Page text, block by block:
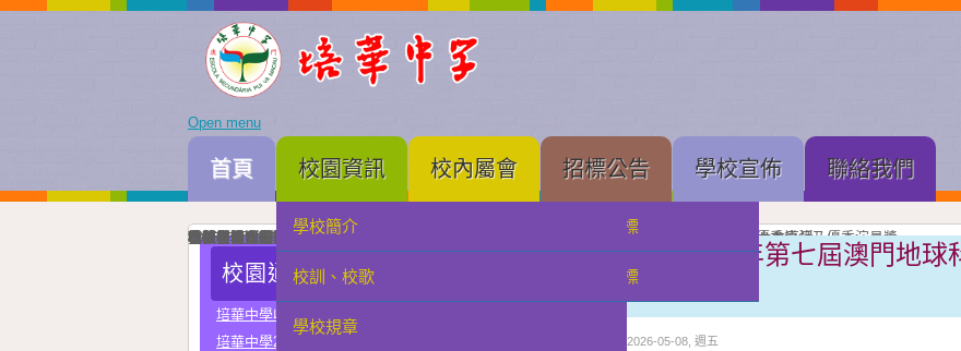
Open menu
首頁 校園資訊
學校簡介
校訓、校歌
學校規章
校內屬會 招標公告
中學部招標
小幼部招標
學校宣佈 聯絡我們
我校與河南省實驗中學正式締結姐妹校
培華中學建校三十周年暨智慧教學及科技教育成果展開幕
智慧教學及科技教育成果展一眾主禮嘉賓為成果展進行隆重剪綵
中國優秀運動員王麗與我校簽署合作協議共育體壇新苗
李秋林校長與孫詠雅副校長率領學生代表出席澳門理工大學體育館舉行的建黨 105 周年慶祝大會直播
2025年度中學畢業典禮高三畢業生與嘉賓合照留念
我校與澳門理工大學正式署合作協議
我校與澳門電訊正式簽署人工智能合作協議
我校與珠海市金灣區四季學校締結姐妹學校
我校男子D組在第四十九屆學界籃球比賽中榮獲亞軍
學科常識問答比賽圓滿落幕嘉賓、行政、老師與獲獎班級同學合照留念
在第三十四屆校際戲劇比賽中我校小學組榮獲優良獎（本屆最高級別）、劇本創作獎、小學優秀導演及優秀演員獎
在第三十四屆校際戲劇比賽中我校中學組A隊榮獲優良獎（本屆最高級別）及優秀演員獎
在第三十四屆校際戲劇比賽中我校中學組B隊榮獲甲級獎及優秀演員獎
我校與常州市第一中學締結姐妹學校
我校在第四十四屆校際舞蹈比賽榮獲小學組優良級獎項
我校在第四十四屆校際舞蹈比賽榮獲中學組甲級獎獎項
校園通告
培華中學收費項目一覽表
培華中學2024-2025學年報名費
喜訊︰我校學生在2026年第七屆澳門地球
發佈: 2026-05-08, 週五